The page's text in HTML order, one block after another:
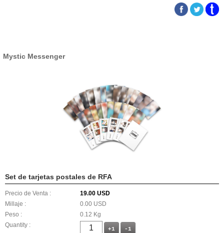
Mystic Messenger
Set de tarjetas postales de RFA
Precio de Venta :
19.00 USD
Millaje :
0.00 USD
Peso :
0.12 Kg
Quantity :
+1 -1